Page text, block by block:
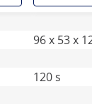
96 x 53 x
120 s